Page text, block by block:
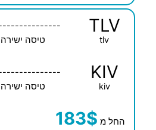
TLV
tlv
טיסה ישירה
KIV
kiv
טיסה ישירה
החל מ 183$